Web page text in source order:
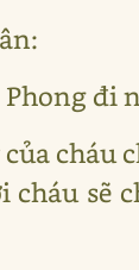
Phong đi
cháu
cháu sẽ